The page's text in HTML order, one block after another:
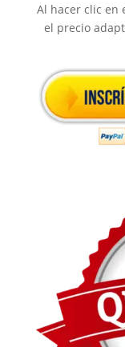
Al hacer clic en
el precio